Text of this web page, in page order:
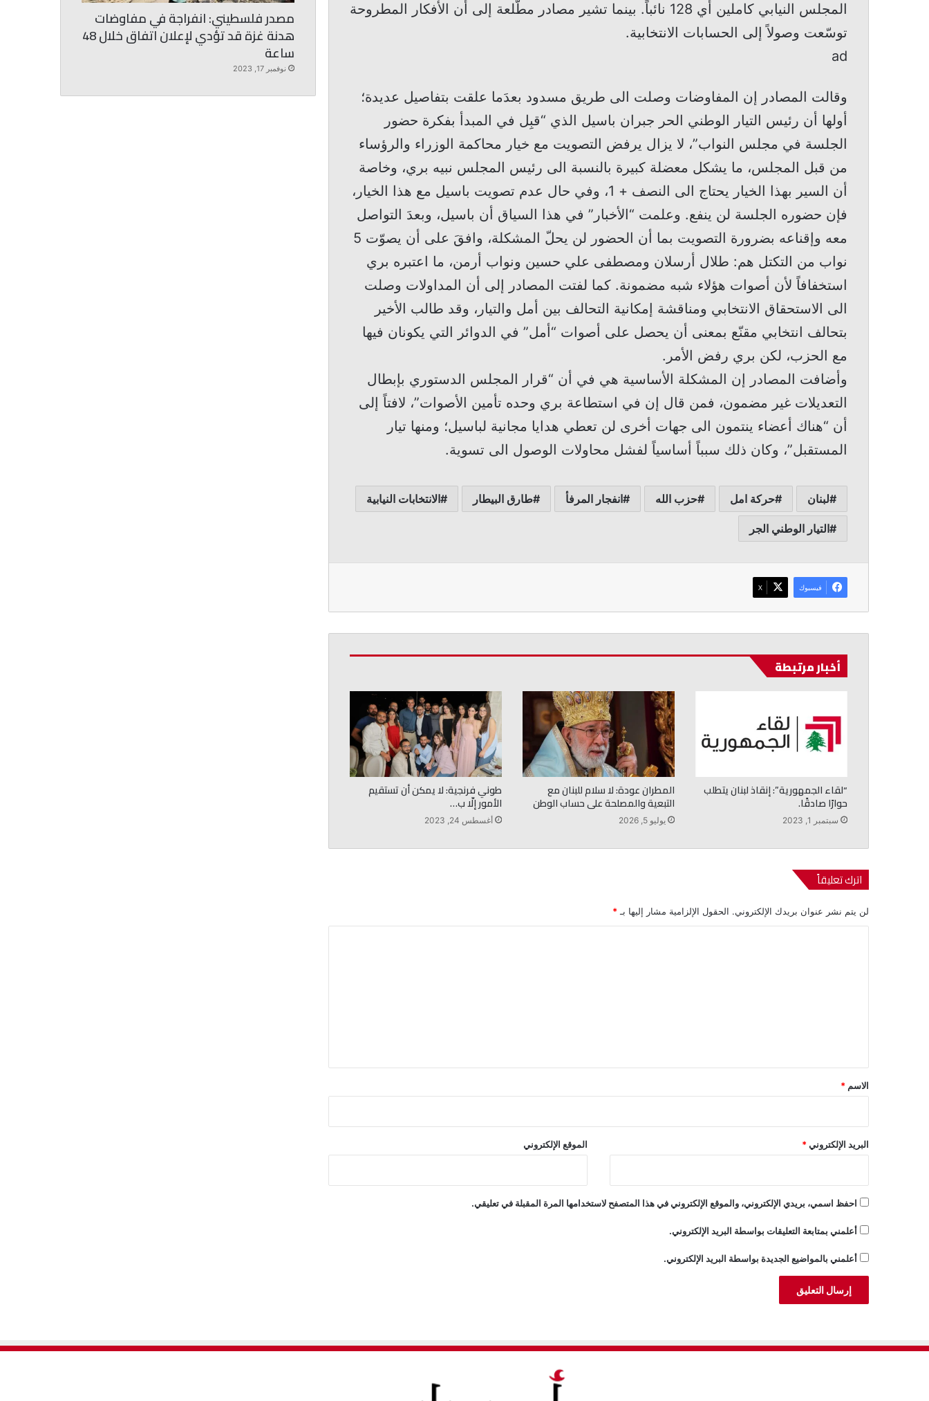
المجلس النيابي كاملين أي 128 نائباً. بينما تشير مصادر مطّلعة إلى أن الأفكار المطروحة
توسّعت وصولاً إلى الحسابات الانتخابية.
ad
وقالت المصادر إن المفاوضات وصلت الى طريق مسدود بعدَما علقت بتفاصيل عديدة؛
أولها أن رئيس التيار الوطني الحر جبران باسيل الذي “قبِل في المبدأ بفكرة حضور
الجلسة في مجلس النواب”، لا يزال يرفض التصويت مع خيار محاكمة الوزراء والرؤساء
من قبل المجلس، ما يشكل معضلة كبيرة بالنسبة الى رئيس المجلس نبيه بري، وخاصة
أن السير بهذا الخيار يحتاج الى النصف + 1، وفي حال عدم تصويت باسيل مع هذا الخيار،
فإن حضوره الجلسة لن ينفع. وعلمت “الأخبار” في هذا السياق أن باسيل، وبعدَ التواصل
معه وإقناعه بضرورة التصويت بما أن الحضور لن يحلّ المشكلة، وافقَ على أن يصوّت 5
نواب من التكتل هم: طلال أرسلان ومصطفى علي حسين ونواب أرمن، ما اعتبره بري
استخفافاً لأن أصوات هؤلاء شبه مضمونة. كما لفتت المصادر إلى أن المداولات وصلت
الى الاستحقاق الانتخابي ومناقشة إمكانية التحالف بين أمل والتيار، وقد طالب الأخير
بتحالف انتخابي مقنّع بمعنى أن يحصل على أصوات “أمل” في الدوائر التي يكونان فيها
مع الحزب، لكن بري رفض الأمر.
وأضافت المصادر إن المشكلة الأساسية هي في أن “قرار المجلس الدستوري بإبطال
التعديلات غير مضمون، فمن قال إن في استطاعة بري وحده تأمين الأصوات”، لافتاً إلى
أن “هناك أعضاء ينتمون الى جهات أخرى لن تعطي هدايا مجانية لباسيل؛ ومنها تيار
المستقبل”، وكان ذلك سبباً أساسياً لفشل محاولات الوصول الى تسوية.
لبنان حركة امل حزب الله انفجار المرفأ طارق البيطار الانتخابات النيابية
التيار الوطني الجر
فيسبوك ‫X
أخبار مرتبطة
“لقاء الجمهورية”: إنقاذ لبنان يتطلب
حوارًا صادقًا.
سبتمبر 1, 2023
المطران عودة: لا سلام للبنان مع
التبعية والمصلحة على حساب الوطن
يوليو 5, 2026
طوني فرنجية: لا يمكن أن تستقيم
الأمور إلّا ب…
أغسطس 24, 2023
اترك تعليقاً
لن يتم نشر عنوان بريدك الإلكتروني. الحقول الإلزامية مشار إليها بـ *
*
الاسم *
البريد الإلكتروني* الموقع الإلكتروني
احفظ اسمي، بريدي الإلكتروني، والموقع الإلكتروني في هذا المتصفح لاستخدامها المرة المقبلة في تعليقي.
أعلمني بمتابعة التعليقات بواسطة البريد الإلكتروني.
أعلمني بالمواضيع الجديدة بواسطة البريد الإلكتروني.
مصدر فلسطيني: انفراجة في مفاوضات
هدنة غزة قد تؤدي لإعلان اتفاق خلال 48
ساعة
نوفمبر 17, 2023